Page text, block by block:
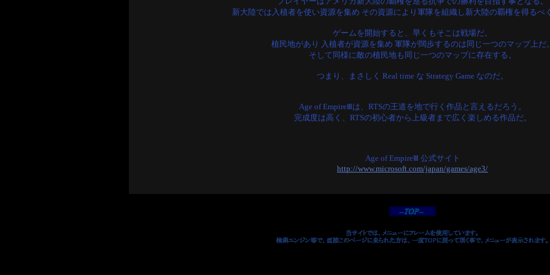
新大陸では入植者を使い資源を集め その資源により軍隊を組織し新大陸の覇権を得るべ
ゲームを開始すると、早くもそこは戦場だ。
植民地があり 入植者が資源を集め 軍隊が闊歩するのは同じ一つのマップ上だ。
そして同様に敵の植民地も同じ一つのマップに存在する。
つまり、まさしく Real time な Strategy Game なのだ。
Age of EmpireⅢは、RTSの王道を地で行く作品と言えるだろう。
完成度は高く、RTSの初心者から上級者まで広く楽しめる作品だ。
Age of EmpireⅢ 公式サイト
http://www.microsoft.com/japan/games/age3/